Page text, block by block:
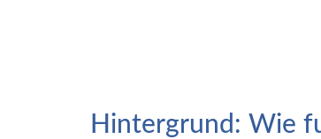
Hintergrund: Wie